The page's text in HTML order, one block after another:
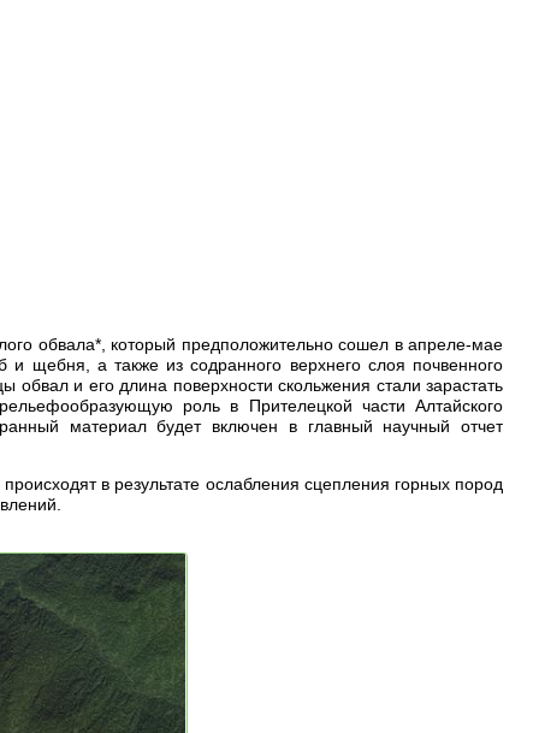
обвала*, который предположительно сошел в апреле-мае
щебня, а также из содранного верхнего слоя почвенного
и его длина поверхности скольжения стали зарастать
роль в Прителецкой части Алтайского
материал будет включен в главный научный отчет
в результате ослабления сцепления горных пород